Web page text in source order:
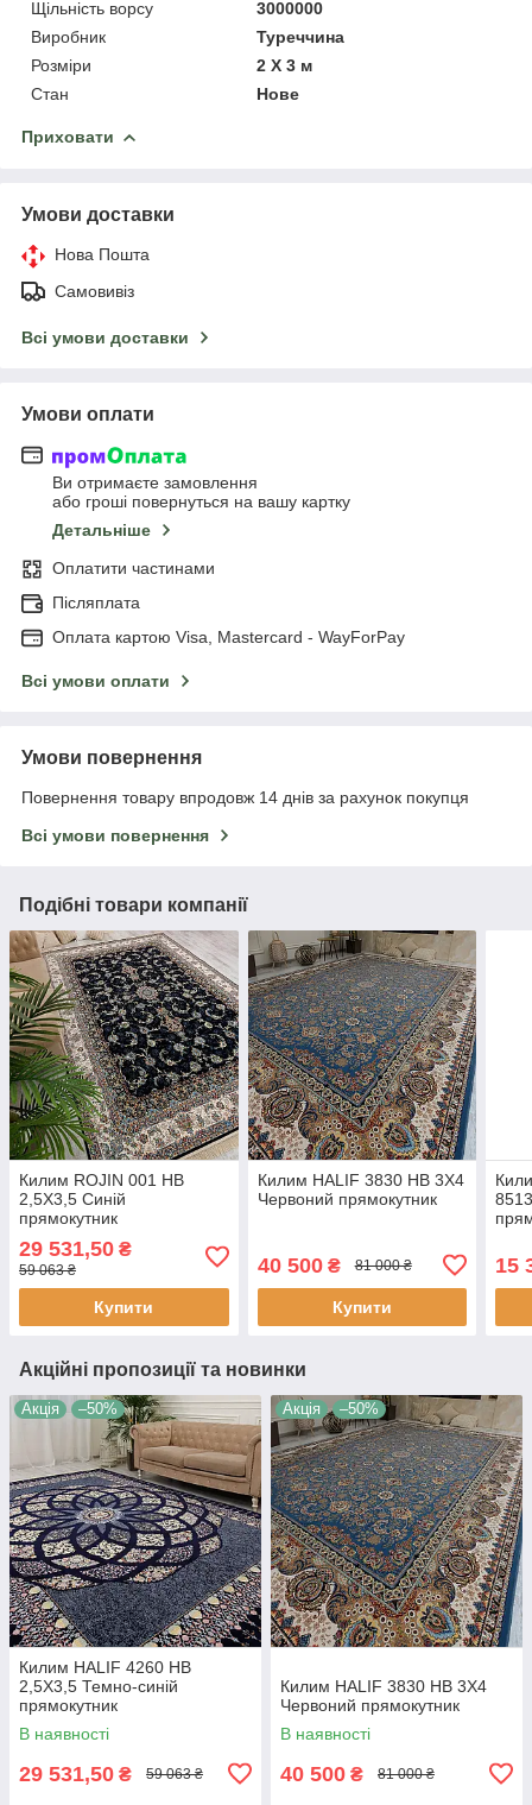
Щільність ворсу
3000000
Виробник
Туреччина
Розміри
2 Х 3 м
Стан
Нове
Приховати
Умови доставки
Нова Пошта
Самовивіз
Всі умови доставки
Умови оплати
Ви отримаєте замовлення
або гроші повернуться на вашу картку
Детальніше
Оплатити частинами
Післяплата
Оплата картою Visa, Mastercard - WayForPay
Всі умови оплати
Умови повернення
Повернення товару впродовж 14 днів за рахунок покупця
Всі умови повернення
Подібні товари компанії
Килим ROJIN 001 HB
2,5Х3,5 Синій
прямокутник
29 531,50 ₴
59 063 ₴
Купити
Килим HALIF 3830 HB 3Х4
Червоний прямокутник
40 500₴ 81 000 ₴
Купити
15
Акційні пропозиції та новинки
Акція –50%
Килим HALIF 4260 HB
2,5Х3,5 Темно-синій
прямокутник
В наявності
29 531,50 ₴ 59 063 ₴
Акція –50%
Килим HALIF 3830 HB 3Х4
Червоний прямокутник
В наявності
40 500 ₴ 81 000 ₴